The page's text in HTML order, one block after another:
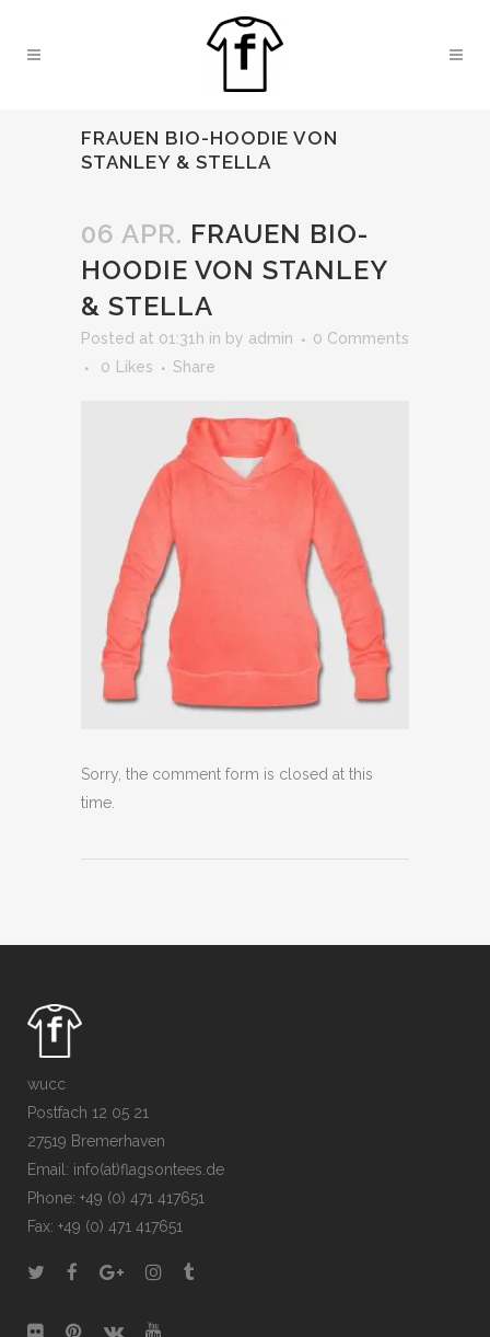
FRAUEN BIO-HOODIE VON
STANLEY & STELLA
06 APR. FRAUEN BIO-
HOODIE VON STANLEY
& STELLA
Posted at 01:31h in by admin
0 Comments
0
Likes Share
Sorry, the comment form is closed at this
time.
wucc
Postfach 12 05 21
27519 Bremerhaven
Email: info(at)flagsontees.de
Phone: +49 (0) 471 417651
Fax: +49 (0) 471 417651